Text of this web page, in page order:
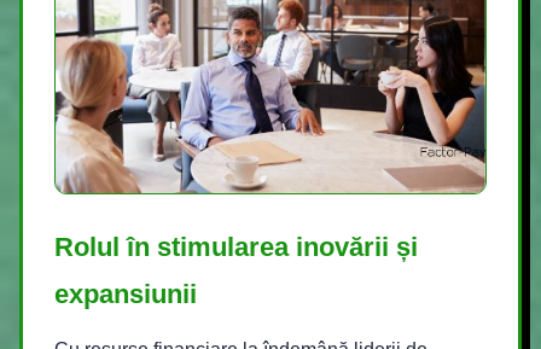
Rolul în stimularea inovării și
expansiunii